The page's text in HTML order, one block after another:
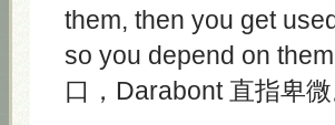
them, then you get
so you depend on
口，Darabont 直指卑微